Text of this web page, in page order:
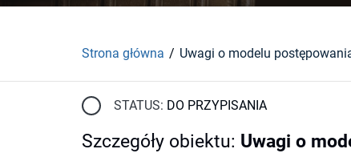
Strona główna
STATUS: DO PRZYPISANIA
Szczegóły obiektu: Uwagi o